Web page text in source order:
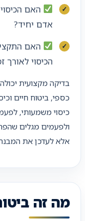
האם
אדם יחיד?
האם
הכיסוי לאורך
בדיקה מקצועית
כספי, ביטוח חיים
כיסוי משמעותי,
ולפעמים מגלים
אלא לעדכן את
מה זה